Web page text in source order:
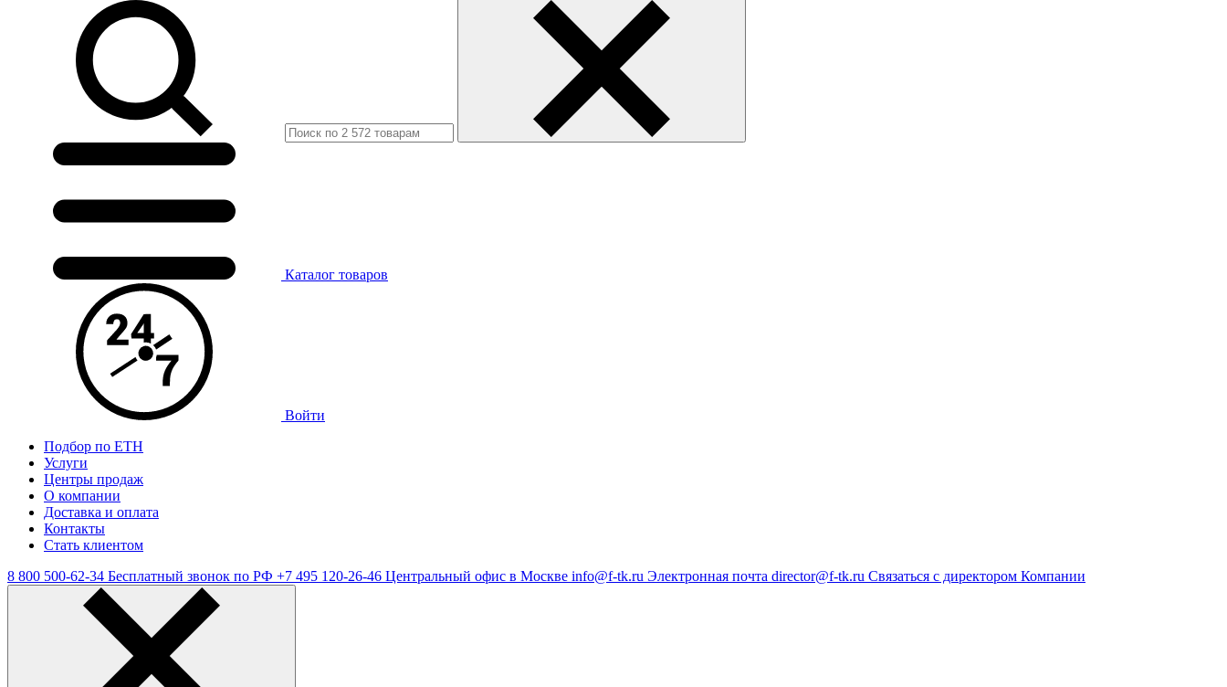
Каталог товаров
Войти
Подбор по ЕТН
Услуги
Центры продаж
О компании
Доставка и оплата
Контакты
Стать клиентом
8 800 500-62-34 Бесплатный звонок по РФ +7 495 120-26-46 Центральный офис в Москве info@f-tk.ru Электронная почта director@f-tk.ru Связаться с директором Компании